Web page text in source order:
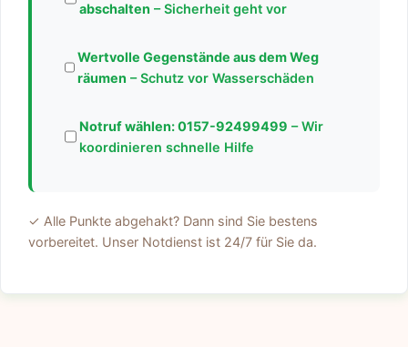
abschalten – Sicherheit geht vor
Wertvolle Gegenstände aus dem Weg
räumen – Schutz vor Wasserschäden
Notruf wählen:0157-92499499 – Wir
koordinieren schnelle Hilfe
✓ Alle Punkte abgehakt? Dann sind Sie bestens
vorbereitet. Unser Notdienst ist 24/7 für Sie da.